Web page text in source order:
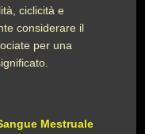
ciclicità e
considerare il
per una
Mestruale